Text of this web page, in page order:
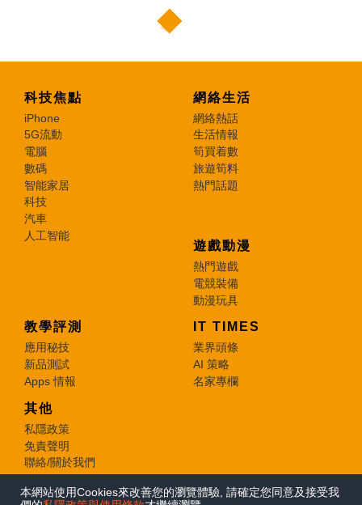
本網站使用Cookies來改善您的瀏覽體驗, 請確定您同意及接受我
科技焦點
iPhone
5G流動
電腦
數碼
智能家居
科技
汽車
人工智能
網絡生活
網絡熱話
生活情報
筍買着數
旅遊筍料
熱門話題
遊戲動漫
熱門遊戲
電競裝備
動漫玩具
教學評測
應用秘技
新品測試
Apps 情報
IT TIMES
業界頭條
AI 策略
名家專欄
其他
私隱政策
免責聲明
聯絡/關於我們
© 2026 e-zone. All Rights Reserved.